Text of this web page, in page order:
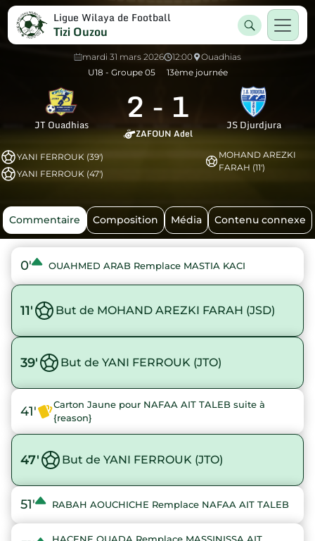
Ligue Wilaya de Football
Tizi Ouzou
mardi 31 mars 2026 12:00
Ouadhias
U18 - Groupe 05
13ème journée
JT Ouadhias 2 - 1
ZAFOUN Adel
JS Djurdjura
YANI FERROUK (39')
YANI FERROUK (47')
MOHAND AREZKI
FARAH (11')
Commentaire Composition Média Contenu connexe
0' OUAHMED ARAB Remplace MASTIA KACI
11' But de MOHAND AREZKI FARAH (JSD)
39' But de YANI FERROUK (JTO)
41'
Carton Jaune pour NAFAA AIT TALEB suite à
{reason}
47' But de YANI FERROUK (JTO)
51' RABAH AOUCHICHE Remplace NAFAA AIT TALEB